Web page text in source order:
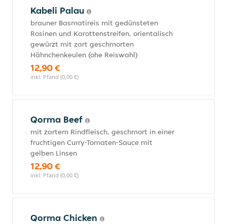
Kabeli Palau
brauner Basmatireis mit gedünsteten
Rosinen und Karottenstreifen, orientalisch
gewürzt mit zart geschmorten
Hähnchenkeulen (ohe Reiswahl)
12,90 €
inkl. Pfand (0,00 €)
Qorma Beef
mit zartem Rindfleisch, geschmort in einer
fruchtigen Curry-Tomaten-Sauce mit
gelben Linsen
12,90 €
inkl. Pfand (0,00 €)
Qorma Chicken